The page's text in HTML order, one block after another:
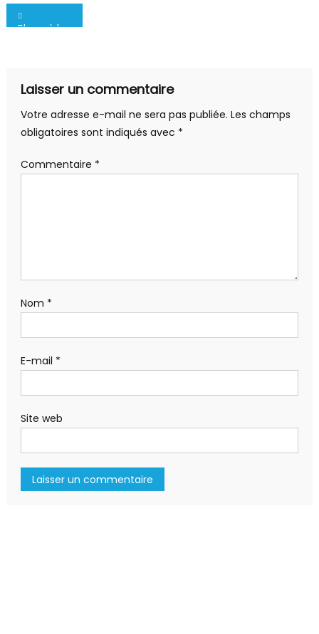
Navigation
Place à la compétition !
Laisser un commentaire
Votre adresse e-mail ne sera pas publiée. Les champs
obligatoires sont indiqués avec *
Commentaire *
Nom *
E-mail *
Site web